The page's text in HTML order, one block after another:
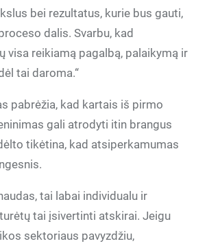
bei rezultatus, kurie bus gauti,
dalis. Svarbu, kad
visa reikiamą pagalbą, palaikymą ir
tai daroma.“
pabrėžia, kad kartais iš pirmo
gali atrodyti itin brangus
tikėtina, kad atsiperkamumas
tai labai individualu ir
tai įsivertinti atskirai. Jeigu
sektoriaus pavyzdžiu,